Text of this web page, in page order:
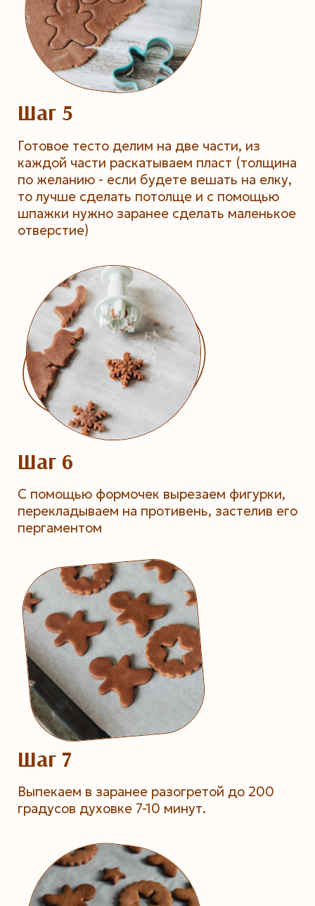
Шаг 5
Готовое тесто делим на две части, из
каждой части раскатываем пласт (толщина
по желанию - если будете вешать на елку,
то лучше сделать потолще и с помощью
шпажки нужно заранее сделать маленькое
отверстие)
Шаг 6
С помощью формочек вырезаем фигурки,
перекладываем на противень, застелив его
пергаментом
Шаг 7
Выпекаем в заранее разогретой до 200
градусов духовке 7-10 минут.